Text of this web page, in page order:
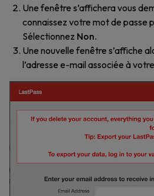
Une fenêtre s’affichera vous
connaissez votre mot de passe
Sélectionnez Non.
Une nouvelle fenêtre s’affiche
l’adresse e-mail associée à